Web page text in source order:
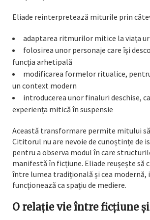
Eliade reinterpretează miturile prin
adaptarea ritmurilor mitice la viața
folosirea unor personaje care își
funcția arhetipală
modificarea formelor ritualice,
un context modern
introducerea unor finaluri deschise,
experiența mitică în suspensie
Această transformare permite mitului să
Cititorul nu are nevoie de cunoștințe de
pentru a observa modul în care
manifestă în ficțiune. Eliade reușește să
între lumea tradițională și cea modernă,
funcționează ca spațiu de mediere.
O relație vie între ficțiune